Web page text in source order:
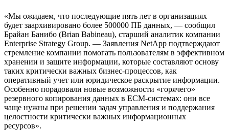
«Мы ожидаем, что последующие пять лет в организациях
будет заархивировано более 500000 ПБ данных, — сообщил
Брайан Банибо (Brian Babineau), старший аналитик компании
Enterprise Strategy Group. — Заявления NetApp подтверждают
стремление компании помогать пользователям в эффективном
хранении и защите информации, которые составляют основу
таких критически важных бизнес-процессов, как
оперативный учет или юридическое раскрытие информации.
Особенно порадовали новые возможности «горячего»
резервного копирования данных в ECM-системах: они все
чаще нужны при решении задач управления и поддержания
целостности критически важных информационных
ресурсов».